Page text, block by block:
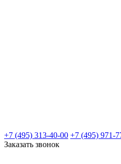
+7 (495) 313-40-00 +7 (495) 971-
Заказать звонок